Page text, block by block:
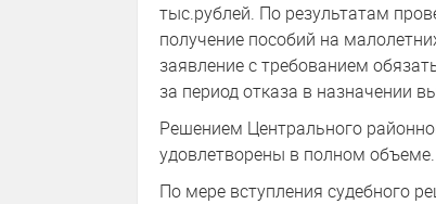
тыс.рублей. По результатам
получение пособий на
заявление с требованием
за период отказа в назначении
Решением Центрального
удовлетворены в полном объеме.
По мере вступления судебного